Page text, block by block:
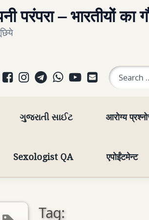
परंपरा – भारतीयों का
Facebook
Instagram
Telegram
WhatsApp
YouTube
E-mail
Search
ગુજરાતી સાઈટ आरोग्य
Sexologist QA एपोईंटमेन्ट
Tag: